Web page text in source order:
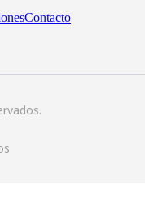
Contacto